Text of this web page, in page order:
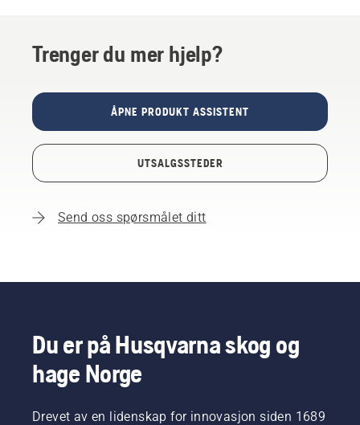
Trenger du mer hjelp?
ÅPNE PRODUKT ASSISTENT
UTSALGSSTEDER
Send oss spørsmålet ditt
Du er på Husqvarna skog og
hage Norge
Drevet av en lidenskap for innovasjon siden 1689